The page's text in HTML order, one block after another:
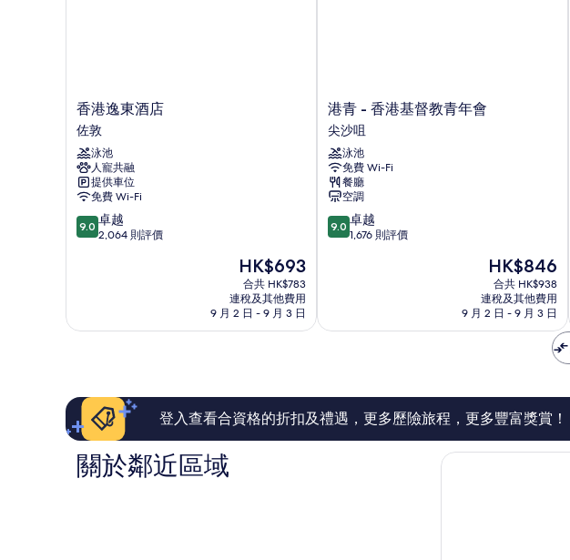
香
港
逸
東
酒
店
佐
敦
香港逸東酒店
佐敦
泳池
人寵共融
提供車位
免費 Wi-Fi
9.0
分
卓
評
篇
價
9.0 卓越
2,064 則評價
現
售
HK$693
HK$693
合共 HK$783
連稅及其他費用
9 月 2 日 - 9 月 3 日
港
青
-
香
港
基
督
教
青
港青 - 香港基督教青年會
尖沙咀
泳池
免費 Wi-Fi
餐廳
空調
9.0
分
卓
評
價
9.0 卓越
1,676 則評價
現
售
HK$846
HK$846
合共 HK$938
連稅及其他費用
9 月 2 日 - 9 月 3 日
登入查看合資格的折扣及禮遇，更多歷險旅程，更多豐富獎賞！
關於鄰近區域